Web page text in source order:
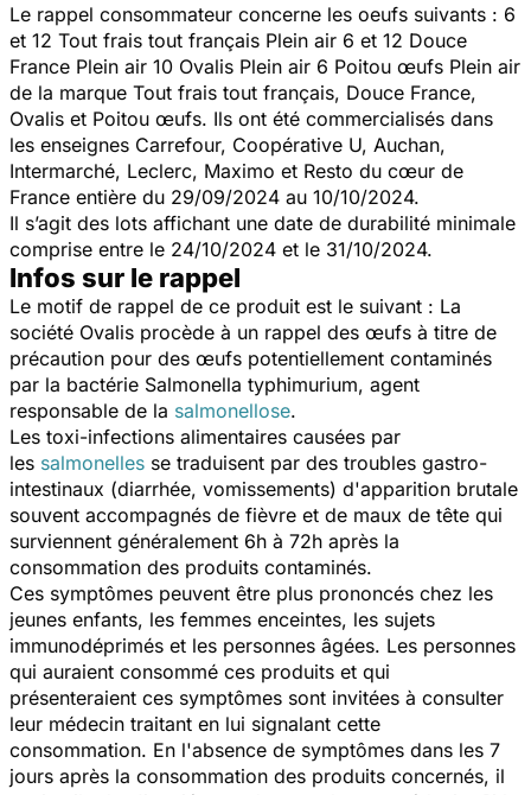
Le rappel consommateur concerne les oeufs suivants : 6
et 12 Tout frais tout français Plein air 6 et 12 Douce
France Plein air 10 Ovalis Plein air 6 Poitou œufs Plein air
de la marque Tout frais tout français, Douce France,
Ovalis et Poitou œufs. Ils ont été commercialisés dans
les enseignes Carrefour, Coopérative U, Auchan,
Intermarché, Leclerc, Maximo et Resto du cœur de
France entière du 29/09/2024 au 10/10/2024.
Il s’agit des lots affichant une date de durabilité minimale
comprise entre le 24/10/2024 et le 31/10/2024.
Infos sur le rappel
Le motif de rappel de ce produit est le suivant : La
société Ovalis procède à un rappel des œufs à titre de
précaution pour des œufs potentiellement contaminés
par la bactérie Salmonella typhimurium, agent
responsable de la salmonellose.
Les toxi-infections alimentaires causées par
les salmonelles se traduisent par des troubles gastro-
intestinaux (diarrhée, vomissements) d'apparition brutale
souvent accompagnés de fièvre et de maux de tête qui
surviennent généralement 6h à 72h après la
consommation des produits contaminés.
Ces symptômes peuvent être plus prononcés chez les
jeunes enfants, les femmes enceintes, les sujets
immunodéprimés et les personnes âgées. Les personnes
qui auraient consommé ces produits et qui
présenteraient ces symptômes sont invitées à consulter
leur médecin traitant en lui signalant cette
consommation. En l'absence de symptômes dans les 7
jours après la consommation des produits concernés, il